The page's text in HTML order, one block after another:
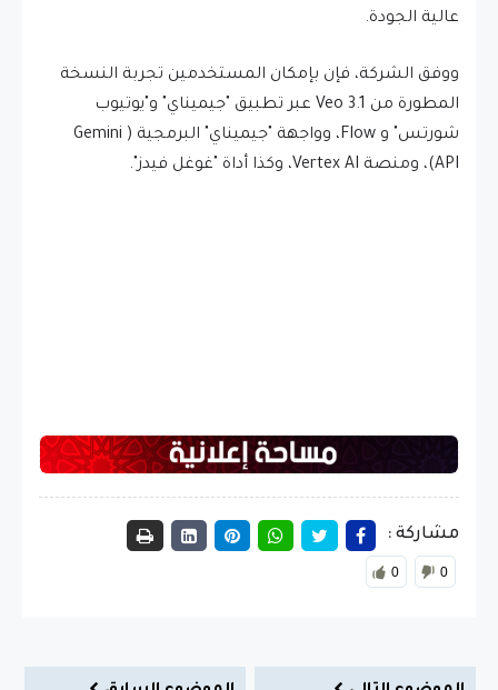
عالية الجودة.
ووفق الشركة، فإن بإمكان المستخدمين تجربة النسخة
المطورة من Veo 3.1 عبر تطبيق "جيميناي" و"يوتيوب
شورتس" و Flow، وواجهة "جيميناي" البرمجية ( Gemini
API)، ومنصة Vertex AI، وكذا أداة "غوغل فيدز".
مشاركة :
0 0